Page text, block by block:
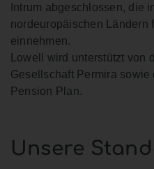
Intrum abgeschlossen, die
nordeuropäischen Ländern
einnehmen.
Lowell wird unterstützt
Gesellschaft Permira sowie
Pension Plan.
Unsere